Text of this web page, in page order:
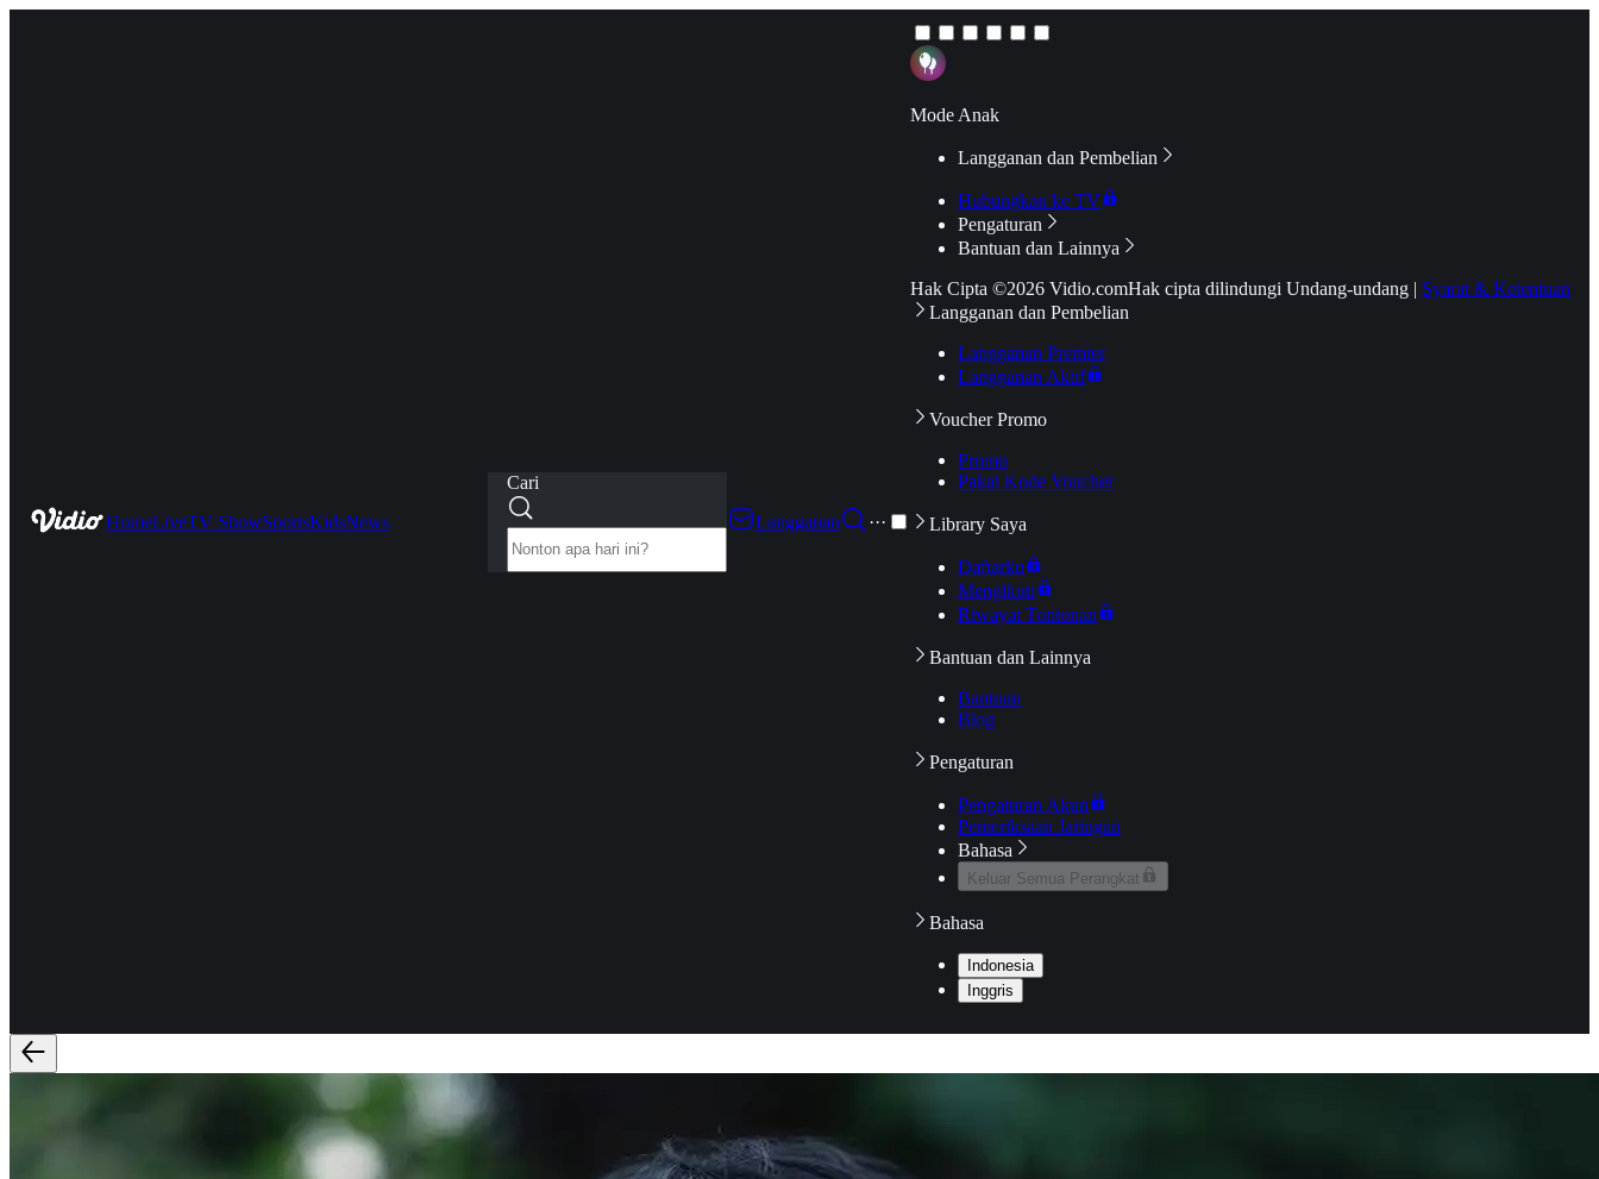
HomeLiveTV ShowSportsKidsNews
Cari
Langganan
···
Mode Anak
Langganan dan Pembelian
Hubungkan ke TV
Pengaturan
Bantuan dan Lainnya
Hak Cipta ©2026 Vidio.comHak cipta dilindungi Undang-undang | Syarat & Ketentuan
Langganan dan Pembelian
Langganan Premier
Langganan Aktif
Voucher Promo
Promo
Pakai Kode Voucher
Library Saya
Daftarku
Mengikuti
Riwayat Tontonan
Bantuan dan Lainnya
Bantuan
Blog
Pengaturan
Pengaturan Akun
Pemeriksaan Jaringan
Bahasa
Keluar Semua Perangkat
Bahasa
Indonesia
Inggris